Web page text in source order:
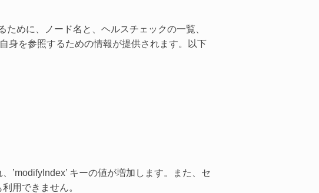
めに、ノード名と、ヘルスチェックの一覧、
身を参照するための情報が提供されます。以下
’modifyIndex’ キーの値が増加します。また、セ
用できません。